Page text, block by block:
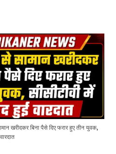
खरीदकर बिना पैसे दिए फरार हुए तीन युवक,